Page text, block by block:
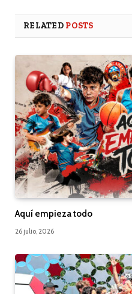
RELATED POSTS
Aquí empieza todo
26 julio, 2026